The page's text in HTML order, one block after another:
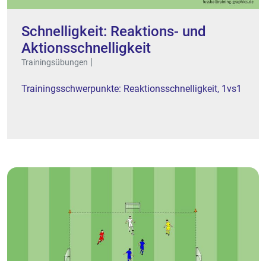
Schnelligkeit: Reaktions- und
Aktionsschnelligkeit
Trainingsübungen |
Trainingsschwerpunkte: Reaktionsschnelligkeit, 1vs1